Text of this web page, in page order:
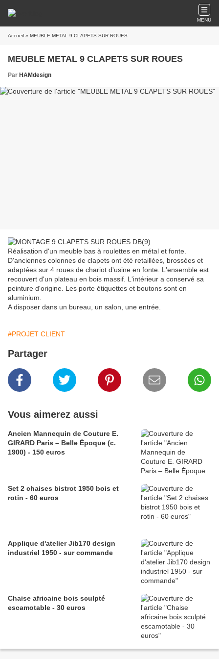
MENU
Accueil » MEUBLE METAL 9 CLAPETS SUR ROUES
MEUBLE METAL 9 CLAPETS SUR ROUES
Par HAMdesign
Réalisation d'un meuble bas à roulettes en métal et fonte.
D'anciennes colonnes de clapets ont été retaillées, brossées et
adaptées sur 4 roues de chariot d'usine en fonte. L'ensemble est
recouvert d'un plateau en bois massif. L'intérieur a conservé sa
peinture d'origine. Les porte étiquettes et boutons sont en
aluminium.
A disposer dans un bureau, un salon, une entrée.
#PROJET CLIENT
Partager
Vous aimerez aussi
Ancien Mannequin de Couture E.
GIRARD Paris – Belle Époque (c.
1900) - 150 euros
Set 2 chaises bistrot 1950 bois et
rotin - 60 euros
Applique d'atelier Jib170 design
industriel 1950 - sur commande
Chaise africaine bois sculpté
escamotable - 30 euros